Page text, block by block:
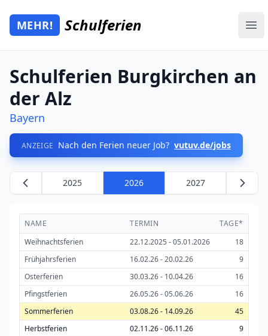
Zum Hauptinhalt springen
Mehr Schulferien
MEHR! Schulferien
Schulferien Burgkirchen an
der Alz
Bayern
ANZEIGE Nach den Ferien neuer Job? vutuv.de/jobs
2025 2026 2027
NAME TERMIN
TAGE*
Weihnachtsferien
22.12.2025 - 05.01.2026
18
Frühjahrsferien
16.02.26 - 20.02.26
9
Osterferien
30.03.26 - 10.04.26
16
Pfingstferien
26.05.26 - 05.06.26
16
Sommerferien
03.08.26 - 14.09.26
45
Herbstferien
02.11.26 - 06.11.26
9